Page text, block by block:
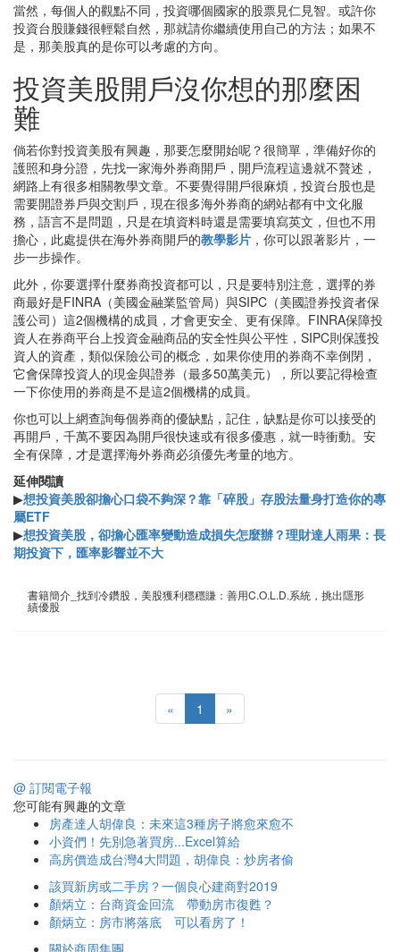
當然，每個人的觀點不同，投資哪個國家的股票見仁見智。或許你
投資台股賺錢很輕鬆自然，那就請你繼續使用自己的方法；如果不
是，那美股真的是你可以考慮的方向。
投資美股開戶沒你想的那麼困
難
倘若你對投資美股有興趣，那要怎麼開始呢？很簡單，準備好你的
護照和身分證，先找一家海外券商開戶，開戶流程這邊就不贅述，
網路上有很多相關教學文章。不要覺得開戶很麻煩，投資台股也是
需要開證券戶與交割戶，現在很多海外券商的網站都有中文化服
務，語言不是問題，只是在填資料時還是需要填寫英文，但也不用
擔心，此處提供在海外券商開戶的教學影片 ，你可以跟著影片，一
步一步操作。
此外，你要選擇什麼券商投資都可以，只是要特別注意，選擇的券
商最好是FINRA（美國金融業監管局）與SIPC（美國證券投資者保
護公司）這2個機構的成員，才會更安全、更有保障。FINRA保障投
資人在券商平台上投資金融商品的安全性與公平性，SIPC則保護投
資人的資產，類似保險公司的概念，如果你使用的券商不幸倒閉，
它會保障投資人的現金與證券（最多50萬美元），所以要記得檢查
一下你使用的券商是不是這2個機構的成員。
你也可以上網查詢每個券商的優缺點，記住，缺點是你可以接受的
再開戶，千萬不要因為開戶很快速或有很多優惠，就一時衝動。安
全有保障，才是選擇海外券商必須優先考量的地方。
延伸閱讀
▶想投資美股卻擔心口袋不夠深？靠「碎股」存股法量身打造你的專
屬ETF
▶想投資美股，卻擔心匯率變動造成損失怎麼辦？理財達人雨果：長
期投資下，匯率影響並不大
書籍簡介_找到冷鑽股，美股獲利穩穩賺：善用C.O.L.D.系統，挑出隱形
績優股
« 1 »
@ 訂閱電子報
您可能有興趣的文章
房產達人胡偉良：未來這3種房子將愈來愈不
小資們！先別急著買房...Excel算給
高房價造成台灣4大問題，胡偉良：炒房者偷
該買新房或二手房？一個良心建商對2019
顏炳立：台商資金回流 帶動房市復甦？
顏炳立：房市將落底 可以看房了！
關於商周集團